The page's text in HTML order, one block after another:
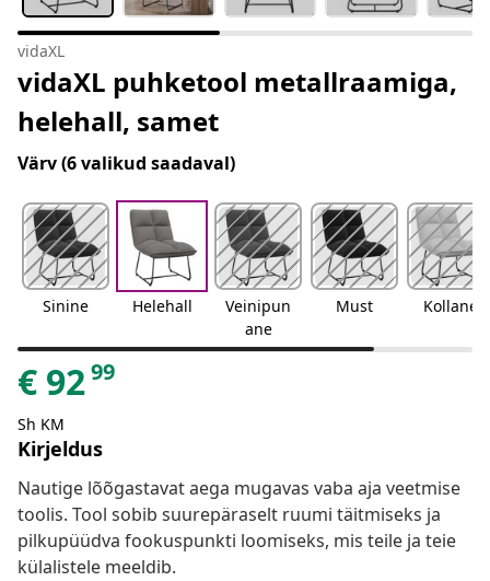
vidaXL
vidaXL puhketool metallraamiga,
helehall, samet
Värv(6 valikud saadaval)
Sinine Helehall
Veinipun
ane
Must Kollane
€ 9299
Sh KM
Kirjeldus
Nautige lõõgastavat aega mugavas vaba aja veetmise
toolis. Tool sobib suurepäraselt ruumi täitmiseks ja
pilkupüüdva fookuspunkti loomiseks, mis teile ja teie
külalistele meeldib.